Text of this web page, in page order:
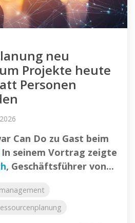
neu
Projekte heute
Personen
Can Do zu Gast beim
In seinem Vortrag zeigte
, Geschäftsführer von...